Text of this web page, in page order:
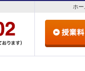
ホ